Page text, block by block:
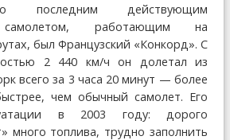
последним действующим
самолетом, работающим на
был Французский «Конкорд». С
2 440 км/ч он долетал из
всего за 3 часа 20 минут — более
чем обычный самолет. Его
в 2003 году: дорого
много топлива, трудно заполнить